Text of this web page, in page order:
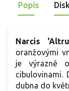
nádobách na
kteří chtějí do
Popis
Narcis
oranžovými
je výrazně
cibulovinami.
dubna do